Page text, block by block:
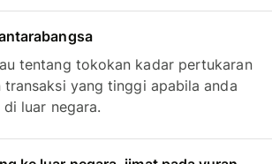
tentang tokokan kadar pertukaran
transaksi yang tinggi apabila anda
luar negara.